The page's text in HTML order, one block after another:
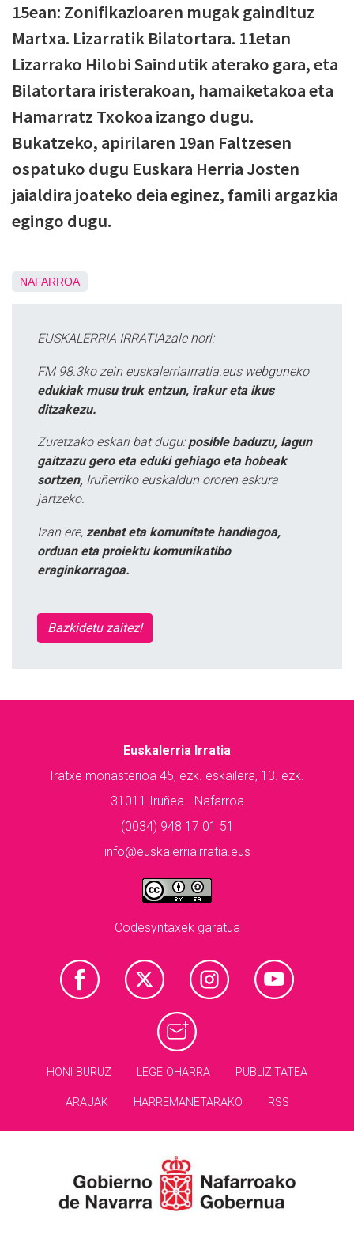
15ean: Zonifikazioaren mugak gaindituz
Martxa. Lizarratik Bilatortara. 11etan
Lizarrako Hilobi Saindutik aterako gara, eta
Bilatortara iristerakoan, hamaiketakoa eta
Hamarratz Txokoa izango dugu.
Bukatzeko, apirilaren 19an Faltzesen
ospatuko dugu Euskara Herria Josten
jaialdira joateko deia eginez, famili argazkia
egingo dugu.
NAFARROA
EUSKALERRIA IRRATIAzale hori:
FM 98.3ko zein euskalerriairratia.eus webguneko
edukiak musu truk entzun, irakur eta ikus
ditzakezu.
Zuretzako eskari bat dugu: posible baduzu, lagun
gaitzazu gero eta eduki gehiago eta hobeak
sortzen, Iruñerriko euskaldun ororen eskura
jartzeko.
Izan ere, zenbat eta komunitate handiagoa,
orduan eta proiektu komunikatibo
eraginkorragoa.
Bazkidetu zaitez!
Euskalerria Irratia
Iratxe monasterioa 45, ezk. eskailera, 13. ezk.
31011 Iruñea - Nafarroa
(0034) 948 17 01 51
info@euskalerriairratia.eus
Codesyntaxek garatua
HONI BURUZ LEGE OHARRA PUBLIZITATEA
ARAUAK HARREMANETARAKO RSS